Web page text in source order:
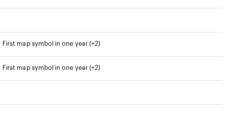
First map symbol in one year (+2)
First map symbol in one year (+2)